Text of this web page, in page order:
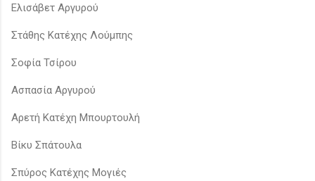
Ελισάβετ Αργυρού
Στάθης Κατέχης Λούμπης
Σοφία Τσίρου
Ασπασία Αργυρού
Αρετή Κατέχη Μπουρτουλή
Βίκυ Σπάτουλα
Σπύρος Κατέχης Μογιές